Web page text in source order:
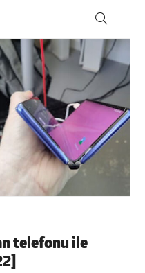
telefonu ile